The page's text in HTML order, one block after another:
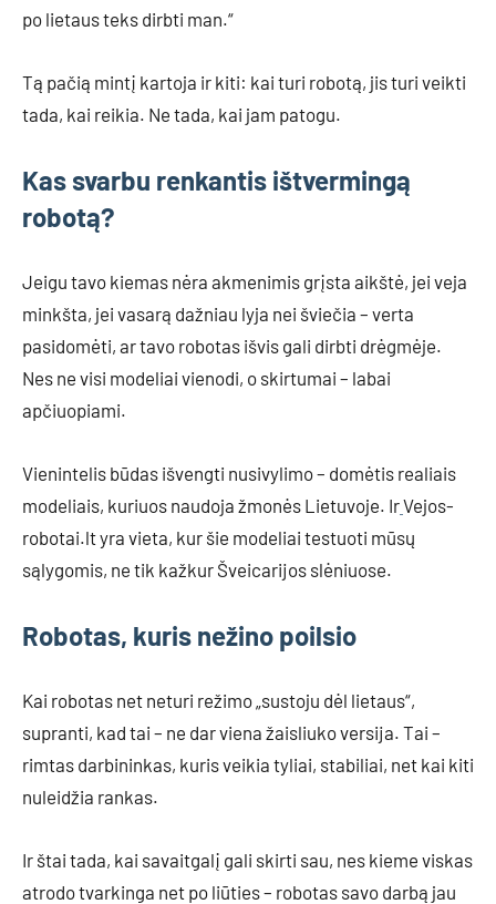
po lietaus teks dirbti man.“
Tą pačią mintį kartoja ir kiti: kai turi robotą, jis turi veikti
tada, kai reikia. Ne tada, kai jam patogu.
Kas svarbu renkantis ištvermingą
robotą?
Jeigu tavo kiemas nėra akmenimis grįsta aikštė, jei veja
minkšta, jei vasarą dažniau lyja nei šviečia – verta
pasidomėti, ar tavo robotas išvis gali dirbti drėgmėje.
Nes ne visi modeliai vienodi, o skirtumai – labai
apčiuopiami.
Vienintelis būdas išvengti nusivylimo – domėtis realiais
modeliais, kuriuos naudoja žmonės Lietuvoje. IrVejos-
robotai.lt yra vieta, kur šie modeliai testuoti mūsų
sąlygomis, ne tik kažkur Šveicarijos slėniuose.
Robotas, kuris nežino poilsio
Kai robotas net neturi režimo „sustoju dėl lietaus“,
supranti, kad tai – ne dar viena žaisliuko versija. Tai –
rimtas darbininkas, kuris veikia tyliai, stabiliai, net kai kiti
nuleidžia rankas.
Ir štai tada, kai savaitgalį gali skirti sau, nes kieme viskas
atrodo tvarkinga net po liūties – robotas savo darbą jau